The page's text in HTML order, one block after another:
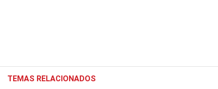
TEMAS RELACIONADOS